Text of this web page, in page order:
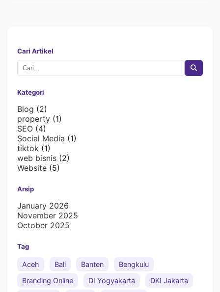
Cari Artikel
Kategori
Blog (2)
property (1)
SEO (4)
Social Media (1)
tiktok (1)
web bisnis (2)
Website (5)
Arsip
January 2026
November 2025
October 2025
Tag
Aceh Bali Banten
Bengkulu
Branding Online
DI Yogyakarta
DKI Jakarta